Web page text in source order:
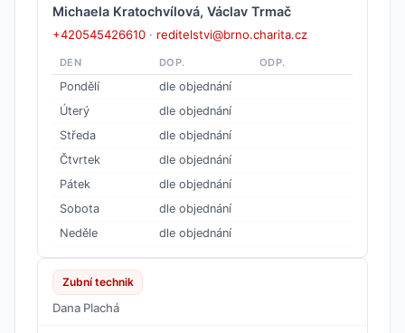
Michaela Kratochvílová, Václav Trmač
+420545426610 · reditelstvi@brno.charita.cz
DEN DOP. ODP.
Pondělí
dle objednání
Úterý
dle objednání
Středa
dle objednání
Čtvrtek
dle objednání
Pátek
dle objednání
Sobota
dle objednání
Neděle
dle objednání
Zubní technik
Dana Plachá